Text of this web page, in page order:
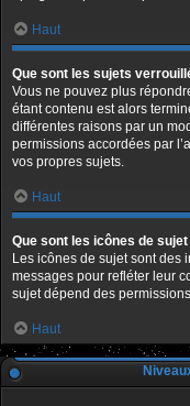
Haut
Que sont les sujets
Vous ne pouvez plus
étant contenu est alors
différentes raisons par un
permissions accordées par
vos propres sujets.
Haut
Que sont les icônes de sujet
Les icônes de sujet sont des
messages pour refléter leur
sujet dépend des
Haut